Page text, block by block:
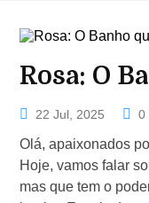
Rosa: O
22 Jul, 2025 0
Olá, apaixonados
Hoje, vamos falar
mas que tem o